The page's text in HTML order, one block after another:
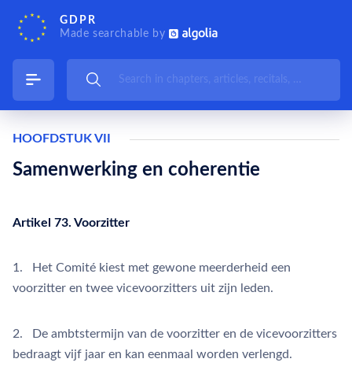
GDPR
Made searchable by
HOOFDSTUK VII
Samenwerking en coherentie
Artikel 73. Voorzitter
1. Het Comité kiest met gewone meerderheid een
voorzitter en twee vicevoorzitters uit zijn leden.
2. De ambtstermijn van de voorzitter en de vicevoorzitters
bedraagt vijf jaar en kan eenmaal worden verlengd.